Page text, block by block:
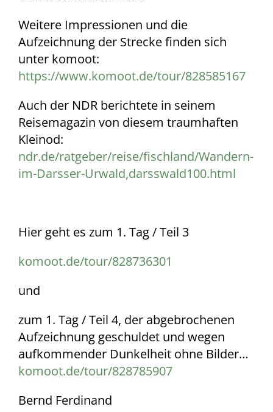
Weitere Impressionen und die
Aufzeichnung der Strecke finden sich
unter komoot:
https://www.komoot.de/tour/828585167
Auch der NDR berichtete in seinem
Reisemagazin von diesem traumhaften
Kleinod:
ndr.de/ratgeber/reise/fischland/Wandern-
im-Darsser-Urwald,darsswald100.html
Hier geht es zum 1. Tag / Teil 3
komoot.de/tour/828736301
und
zum 1. Tag / Teil 4, der abgebrochenen
Aufzeichnung geschuldet und wegen
aufkommender Dunkelheit ohne Bilder…
komoot.de/tour/828785907
Bernd Ferdinand